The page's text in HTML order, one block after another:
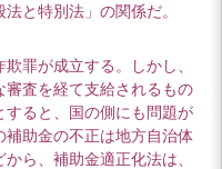
と特別法」の関係だ。
罪が成立する。しかし、
審査を経て支給されるもの
すると、国の側にも問題が
補助金の不正は地方自治体
ら、補助金適正化法は、